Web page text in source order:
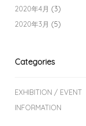
2020年4月 (3)
2020年3月 (5)
Categories
EXHIBITION / EVENT
INFORMATION